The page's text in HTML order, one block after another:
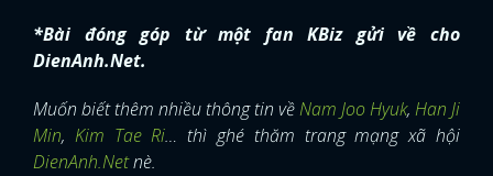
*Bài đóng góp từ một fan KBiz gửi về cho
DienAnh.Net.
Muốn biết thêm nhiều thông tin vềNam Joo Hyuk, Han Ji
Min, Kim Tae Ri… thì ghé thăm trang mạng xã hội
DienAnh.Netnè.